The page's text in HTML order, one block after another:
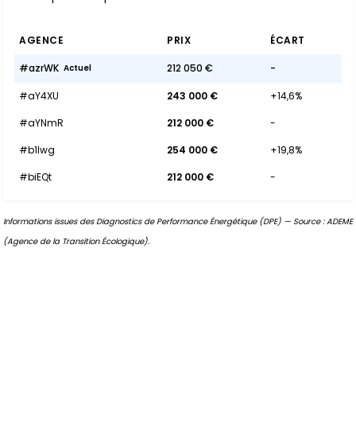
AGENCE PRIX ÉCART
#azrWK Actuel 212 050 € -
#aY4XU 243 000 €
+14,6%
#aYNmR
212 000 €
-
#b1lwg
254 000 €
+19,8%
#biEQt
212 000 € -
Informations issues des Diagnostics de Performance Énergétique (DPE) — Source : ADEME
(Agence de la Transition Écologique).